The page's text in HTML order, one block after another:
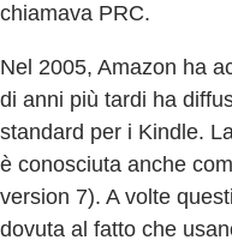
chiamava PRC.
Nel 2005, Amazon ha
di anni più tardi ha
standard per i Kindle.
è conosciuta anche
version 7). A volte
dovuta al fatto che